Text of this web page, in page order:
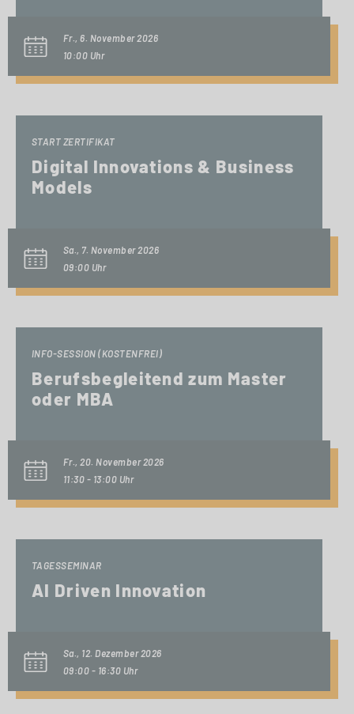
Fr., 6. November 2026
10:00 Uhr
START ZERTIFIKAT
Digital Innovations & Business
Models
Sa., 7. November 2026
09:00 Uhr
INFO-SESSION (KOSTENFREI)
Berufsbegleitend zum Master
oder MBA
Fr., 20. November 2026
11:30 - 13:00 Uhr
TAGESSEMINAR
AI Driven Innovation
Sa., 12. Dezember 2026
09:00 - 16:30 Uhr